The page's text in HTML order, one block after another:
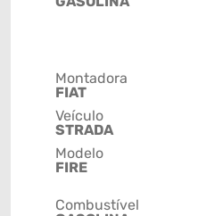
Montadora
FIAT
Veículo
STRADA
Modelo
FIRE
Combustível